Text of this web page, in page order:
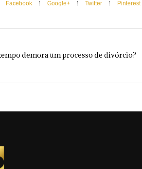
Facebook Google+ Twitter Pinterest
demora um processo de divórcio?